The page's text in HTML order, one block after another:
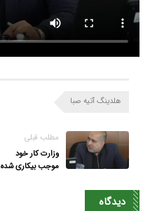
هلدینگ آتیه صبا
مطلب قبلی
وزارت کار خود
موجب بیکاری شده
دیدگاه